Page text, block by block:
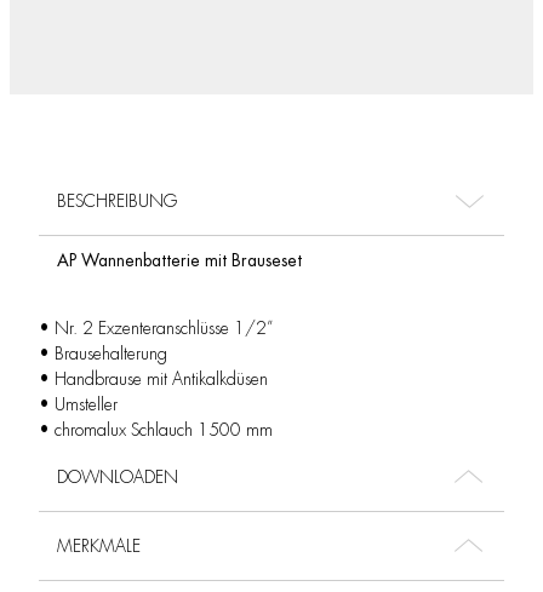
BESCHREIBUNG
AP Wannenbatterie mit Brauseset
• Nr. 2 Exzenteranschlüsse 1/2”
• Brausehalterung
• Handbrause mit Antikalkdüsen
• Umsteller
• chromalux Schlauch 1500 mm
DOWNLOADEN
MERKMALE